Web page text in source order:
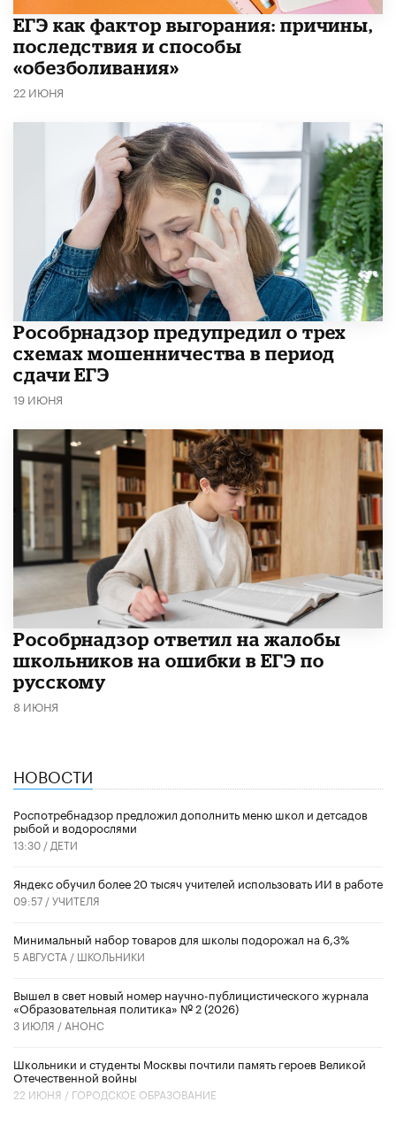
​ЕГЭ как фактор выгорания: причины,
последствия и способы
«обезболивания»
22 ИЮНЯ
Рособрнадзор предупредил о трех
схемах мошенничества в период
сдачи ЕГЭ
19 ИЮНЯ
Рособрнадзор ответил на жалобы
школьников на ошибки в ЕГЭ по
русскому
8 ИЮНЯ
НОВОСТИ
Роспотребнадзор предложил дополнить меню школ и детсадов
рыбой и водорослями
13:30 / ДЕТИ
​Яндекс обучил более 20 тысяч учителей использовать ИИ в работе
09:57 /УЧИТЕЛЯ
Минимальный набор товаров для школы подорожал на 6,3%
5 АВГУСТА / ШКОЛЬНИКИ
Вышел в свет новый номер научно-публицистического журнала
«Образовательная политика» № 2 (2026)
3 ИЮЛЯ / АНОНС
Школьники и студенты Москвы почтили память героев Великой
Отечественной войны
22 ИЮНЯ / ГОРОДСКОЕ ОБРАЗОВАНИЕ